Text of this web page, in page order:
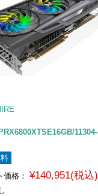
11304-
価格： ¥140,951(税込)